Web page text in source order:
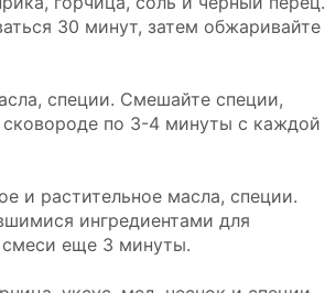
30 минут, затем обжаривайте
специи. Смешайте специи,
сковороде по 3-4 минуты с каждой
и растительное масла, специи.
ингредиентами для
смеси еще 3 минуты.